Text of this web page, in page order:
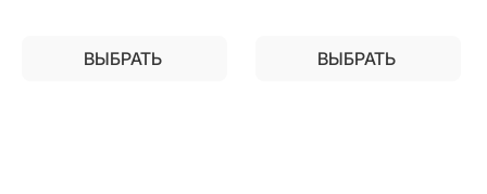
ВЫБРАТЬ ВЫБРАТЬ